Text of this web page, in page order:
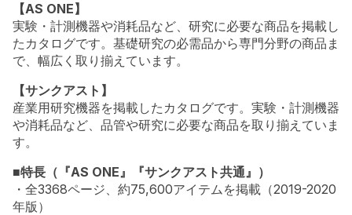
【AS ONE】
実験・計測機器や消耗品など、研究に必要な商品を掲載し
たカタログです。基礎研究の必需品から専門分野の商品ま
で、幅広く取り揃えています。
【サンクアスト】
産業用研究機器を掲載したカタログです。実験・計測機器
や消耗品など、品管や研究に必要な商品を取り揃えていま
す。
■特長（『AS ONE』『サンクアスト共通』）
・全3368ページ、約75,600アイテムを掲載（2019-2020
年版）